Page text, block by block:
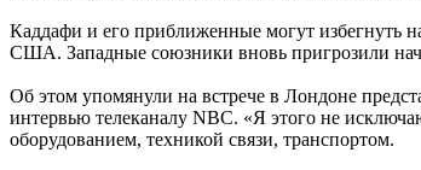
Каддафи и его приближенные могут избегнуть
США. Западные союзники вновь пригрозили
Об этом упомянули на встрече в Лондоне
интервью телеканалу NBC. «Я этого не
оборудованием, техникой связи, транспортом.